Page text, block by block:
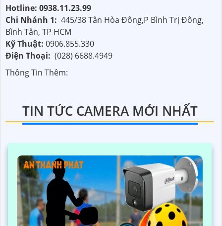
Hotline: 0938.11.23.99
Chi Nhánh 1: 445/38 Tân Hòa Đông,P Bình Trị Đông,
Bình Tân, TP HCM
Kỹ Thuật: 0906.855.330
Điện Thoại: (028) 6688.4949
Thông Tin Thêm:
TIN TỨC CAMERA MỚI NHẤT